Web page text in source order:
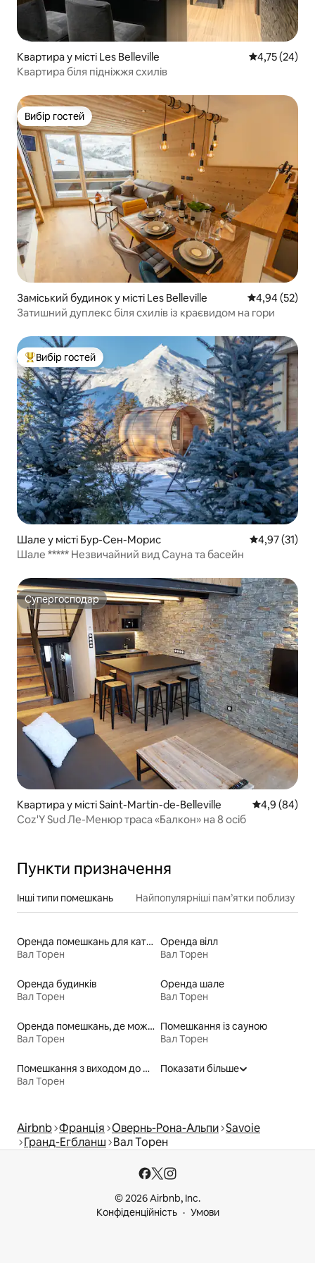
Квартира у місті Les Belleville Середня
4,75 (24)
Квартира біля підніжжя схилів
Вибір гостей
Вибір гостей
Заміський будинок у місті Les Belleville Середня
4,94 (52)
Затишний дуплекс біля схилів із краєвидом на гори
Топ вибір гостей
Вибір гостей
Шале у місті Бур-Сен-Морис Середня
4,97 (31)
Шале ***** Незвичайний вид Сауна та басейн
Супергосподар
Супергосподар
Квартира у місті Saint-Martin-de-Belleville Середня
4,9 (84)
Coz'Y Sud Ле-Менюр траса «Балкон» на 8 осіб
Пункти призначення
Інші типи помешкань Найпопулярніші пам’ятки поблизу
Оренда помешкань для катання на лижах «від порога»
Вал Торен
Оренда вілл
Вал Торен
Оренда будинків
Вал Торен
Оренда шале
Вал Торен
Оренда помешкань, де можна перебувати з домашніми тваринами
Вал Торен
Помешкання із сауною
Вал Торен
Помешкання з виходом до озера
Вал Торен
Показати більше
Airbnb Франція Овернь-Рона-Альпи Savoie
Гранд-Егбланш Вал Торен
© 2026 Airbnb, Inc.
Конфіденційність
Умови